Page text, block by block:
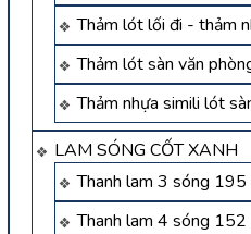
Thảm lót lối đi - thảm
Thảm lót sàn văn
Thảm nhựa simili lót
LAM SÓNG CỐT XANH
Thanh lam 3 sóng 195
Thanh lam 4 sóng 152